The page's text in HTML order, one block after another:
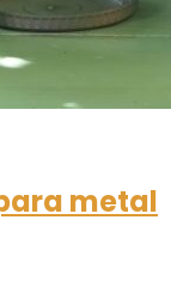
metal